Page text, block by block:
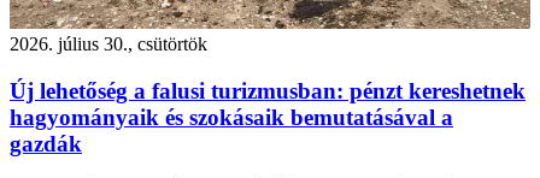
2026. július 30., csütörtök
Új lehetőség a falusi turizmusban: pénzt kereshetnek
hagyományaik és szokásaik bemutatásával a
gazdák